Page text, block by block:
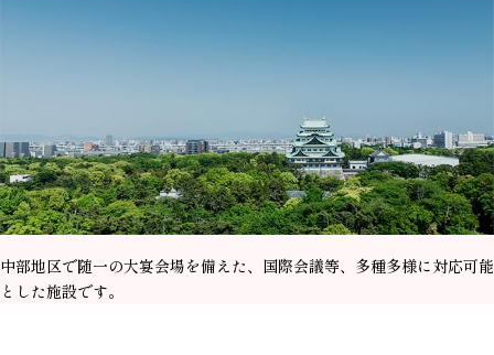
中部地区で随一の大宴会場を備えた、国際会議等、多種多様に対応可能
とした施設です。